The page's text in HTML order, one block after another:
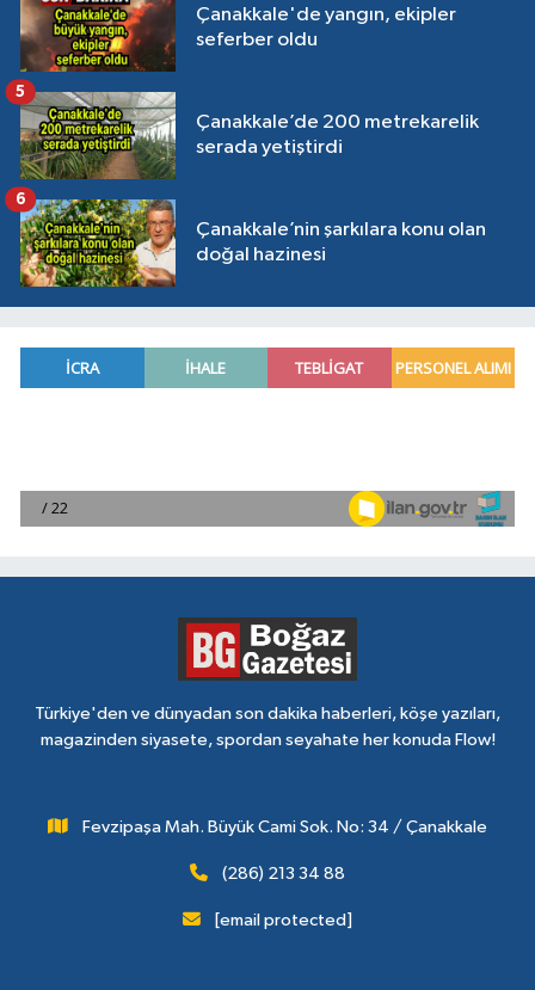
Çanakkale'de yangın, ekipler
seferber oldu
Çanakkale’de 200 metrekarelik
serada yetiştirdi
5
Çanakkale’nin şarkılara konu olan
doğal hazinesi
6
Türkiye'den ve dünyadan son dakika haberleri, köşe yazıları,
magazinden siyasete, spordan seyahate her konuda Flow!
Fevzipaşa Mah. Büyük Cami Sok. No: 34 / Çanakkale
(286) 213 34 88
[email protected]